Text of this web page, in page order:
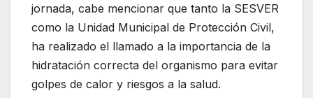
jornada, cabe mencionar que tanto la SESVER
como la Unidad Municipal de Protección Civil,
ha realizado el llamado a la importancia de la
hidratación correcta del organismo para evitar
golpes de calor y riesgos a la salud.